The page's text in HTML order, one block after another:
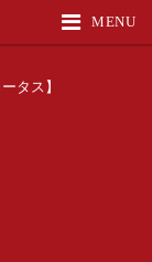
MENU
タス】